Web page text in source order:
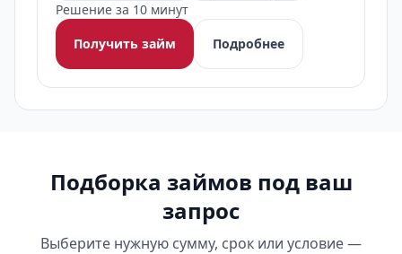
Решение за 10 минут
Получить займ
Подробнее
Подборка займов под ваш
запрос
Выберите нужную сумму, срок или условие —